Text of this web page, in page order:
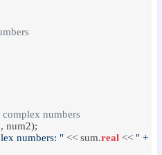
numbers
num2);
numbers: " << sum.real << " + "